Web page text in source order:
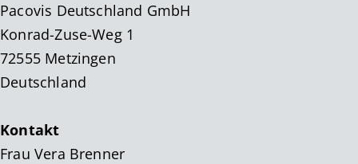
Pacovis Deutschland GmbH
Konrad-Zuse-Weg 1
72555 Metzingen
Deutschland
Kontakt
Frau Vera Brenner